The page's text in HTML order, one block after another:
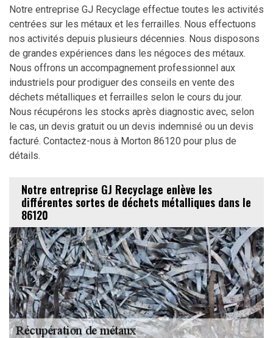
Notre entreprise GJ Recyclage effectue toutes les activités
centrées sur les métaux et les ferrailles. Nous effectuons
nos activités depuis plusieurs décennies. Nous disposons
de grandes expériences dans les négoces des métaux.
Nous offrons un accompagnement professionnel aux
industriels pour prodiguer des conseils en vente des
déchets métalliques et ferrailles selon le cours du jour.
Nous récupérons les stocks après diagnostic avec, selon
le cas, un devis gratuit ou un devis indemnisé ou un devis
facturé. Contactez-nous à Morton 86120 pour plus de
détails.
Notre entreprise GJ Recyclage enlève les
différentes sortes de déchets métalliques dans le
86120